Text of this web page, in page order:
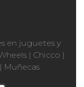
en juguetes y
| Chicco |
| Muñecas